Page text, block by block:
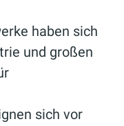
haben sich
und großen
sich vor